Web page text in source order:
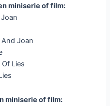
miniserie of film:
And Joan
Lies
miniserie of film: